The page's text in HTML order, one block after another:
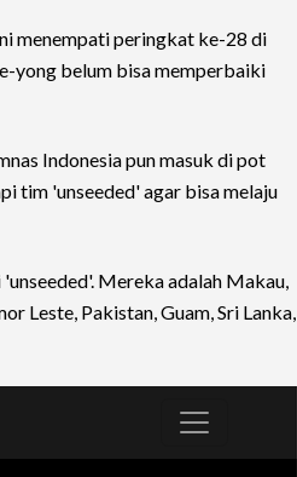
menempati peringkat ke-28 di
yong belum bisa memperbaiki
Indonesia pun masuk di pot
tim 'unseeded' agar bisa melaju
Mereka adalah Makau,
Leste, Pakistan, Guam, Sri Lanka,